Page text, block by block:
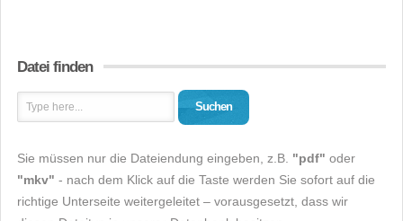
Datei finden
Suchen
Sie müssen nur die Dateiendung eingeben, z.B. "pdf" oder
"mkv" - nach dem Klick auf die Taste werden Sie sofort auf die
richtige Unterseite weitergeleitet – vorausgesetzt, dass wir